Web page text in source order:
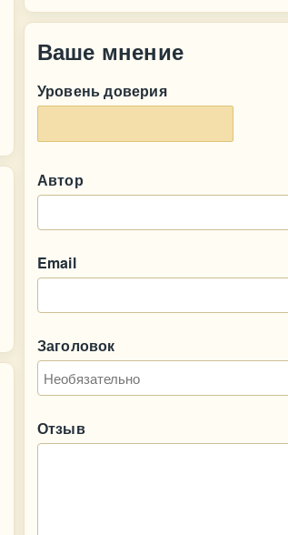
Ваше мнение
Уровень доверия
Автор
Email
Заголовок
Отзыв